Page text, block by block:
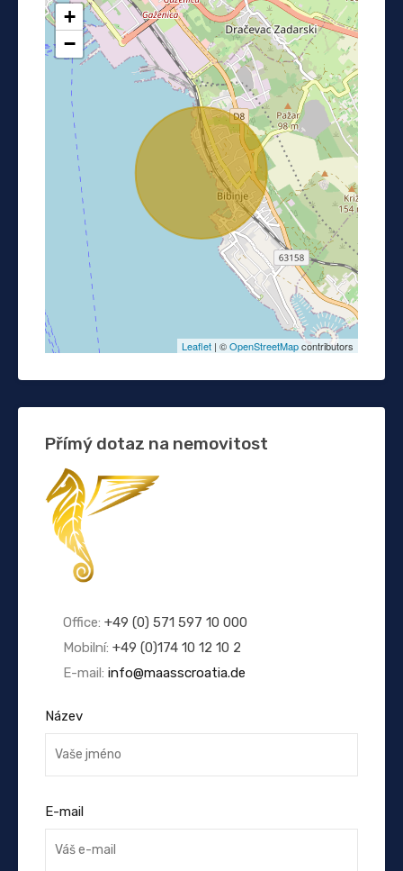
+
−
Leaflet | ©OpenStreetMapcontributors
Přímý dotaz na nemovitost
Office: +49 (0) 571 597 10 000
Mobilní: +49 (0)174 10 12 10 2
E-mail: info@maasscroatia.de
Název
E-mail